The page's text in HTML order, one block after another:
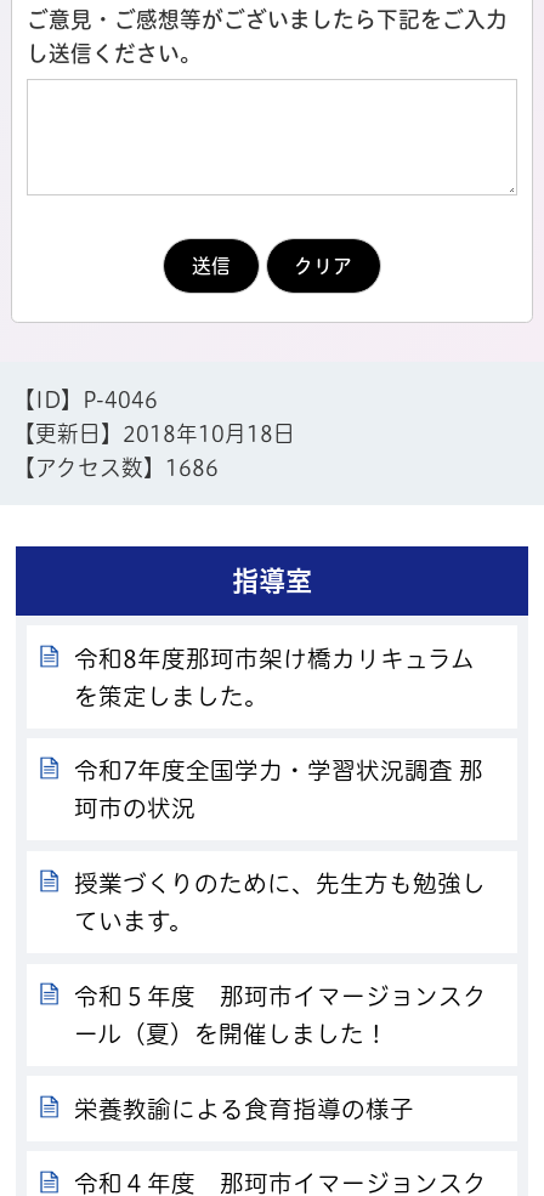
ご意見・ご感想等がございましたら下記をご入力
し送信ください。
【ID】
P-4046
【更新日】 2018年10月18日
【アクセス数】
1686
指導室
令和8年度那珂市架け橋カリキュラム
を策定しました。
令和7年度全国学力・学習状況調査 那
珂市の状況
授業づくりのために、先生方も勉強し
ています。
令和５年度 那珂市イマージョンスク
ール（夏）を開催しました！
栄養教諭による食育指導の様子
令和４年度 那珂市イマージョンスク